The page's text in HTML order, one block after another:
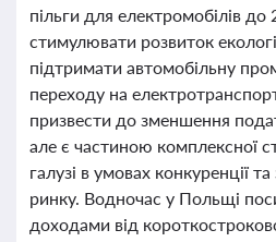
пільги для електромобілів
стимулювати розвиток
підтримати автомобільну
переходу на
призвести до зменшення
але є частиною комплексної
галузі в умовах конкуренції
ринку. Водночас у Польщі
доходами від